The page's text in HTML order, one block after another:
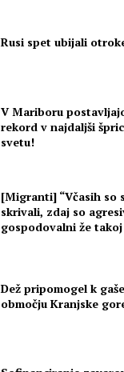
Rusi spet ubijali
V Mariboru
rekord v najdaljši
svetu!
[Migranti] “Včasih so
skrivali, zdaj so
gospodovalni že
Dež pripomogel k
območju Kranjske